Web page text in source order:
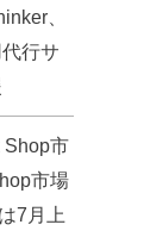
、
行サ
Shop市
市場
7月上